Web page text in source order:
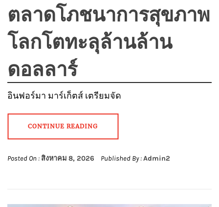
ตลาดโภชนาการสุขภาพ
โลกโตทะลุล้านล้าน
ดอลลาร์
อินฟอร์มา มาร์เก็ตส์ เตรียมจัด
CONTINUE READING
Posted On : สิงหาคม 8, 2026 Published By :Admin2